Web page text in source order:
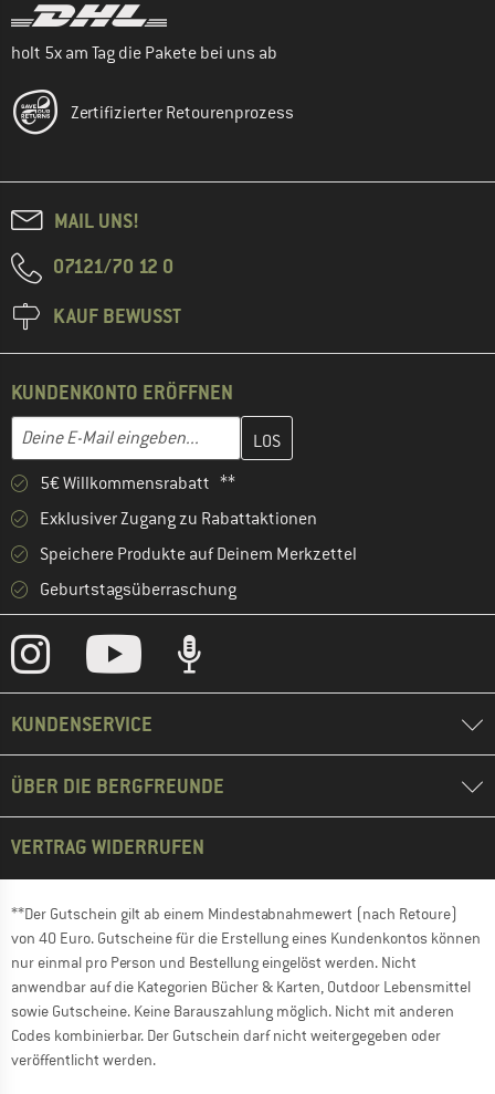
holt 5x am Tag die Pakete bei uns ab
Zertifizierter Retourenprozess
MAIL UNS!
07121/70 12 0
KAUF BEWUSST
KUNDENKONTO ERÖFFNEN
E-Mail-Adresse
Gib hier deine E-Mail-Adresse ein und erstelle im nächsten
5€ Willkommensrabatt **
Exklusiver Zugang zu Rabattaktionen
Speichere Produkte auf Deinem Merkzettel
Geburtstagsüberraschung
KUNDENSERVICE
ÜBER DIE BERGFREUNDE
VERTRAG WIDERRUFEN
**Der Gutschein gilt ab einem Mindestabnahmewert (nach Retoure)
von 40 Euro. Gutscheine für die Erstellung eines Kundenkontos können
nur einmal pro Person und Bestellung eingelöst werden. Nicht
anwendbar auf die Kategorien Bücher & Karten, Outdoor Lebensmittel
sowie Gutscheine. Keine Barauszahlung möglich. Nicht mit anderen
Codes kombinierbar. Der Gutschein darf nicht weitergegeben oder
veröffentlicht werden.